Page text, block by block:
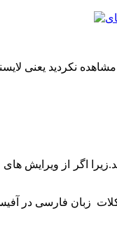
در آفیس۲۰۱۶ را از بین